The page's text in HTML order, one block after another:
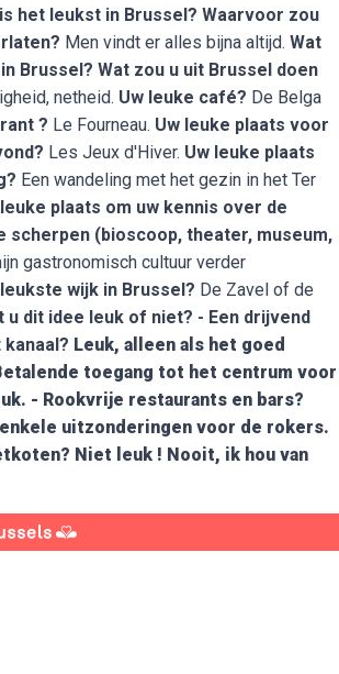
het leukst in Brussel? Waarvoor zou
Men vindt er alles bijna altijd. Wat
Brussel? Wat zou u uit Brussel doen
netheid. Uw leuke café? De Belga
? Le Fourneau. Uw leuke plaats voor
Les Jeux d'Hiver. Uw leuke plaats
Een wandeling met het gezin in het Ter
plaats om uw kennis over de
scherpen (bioscoop, theater, museum,
gastronomisch cultuur verder
wijk in Brussel? De Zavel of de
u dit idee leuk of niet? - Een drijvend
Leuk, alleen als het goed
toegang tot het centrum voor
- Rookvrije restaurants en bars?
uitzonderingen voor de rokers.
Niet leuk ! Nooit, ik hou van